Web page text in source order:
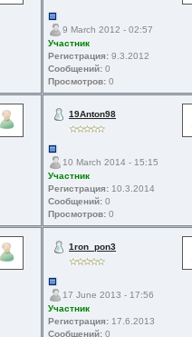
9 March 2012 - 02:57
Участник
Регистрация: 9.3.2012
Сообщений: 0
Просмотров: 0
19Anton98
10 March 2014 - 15:15
Участник
Регистрация: 10.3.2014
Сообщений: 0
Просмотров: 0
1ron_pon3
17 June 2013 - 17:56
Участник
Регистрация: 17.6.2013
Сообщений: 0